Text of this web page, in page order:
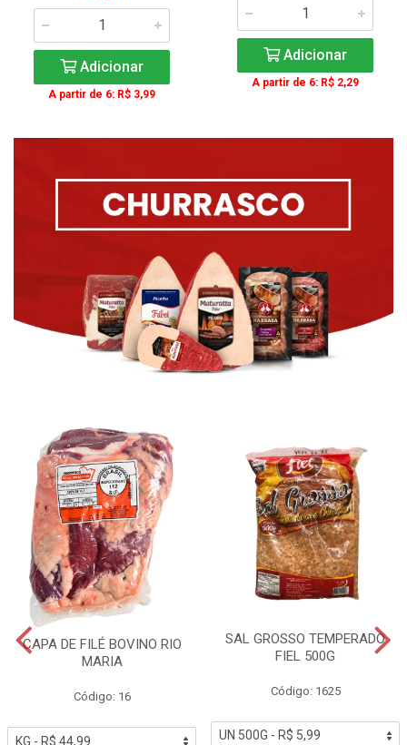
Adicionar
A partir de 6: R$ 3,99
Adicionar
A partir de 6: R$ 2,29
CAPA DE FILÉ BOVINO RIO
MARIA
Código: 16
SAL GROSSO TEMPERADO
FIEL 500G
Código: 1625